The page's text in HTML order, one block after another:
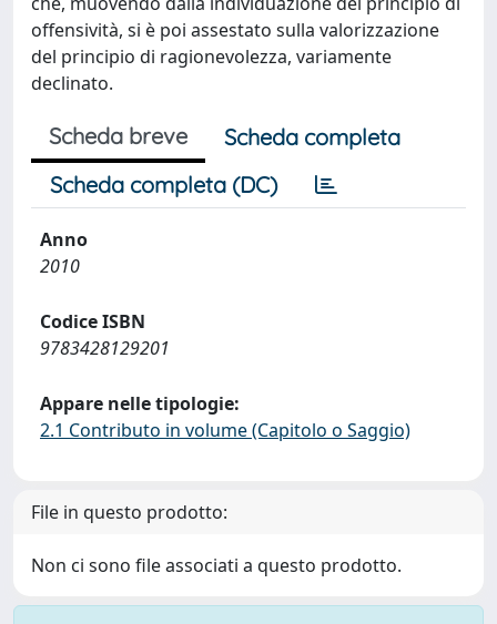
offensività, si è poi assestato sulla valorizzazione
del principio di ragionevolezza, variamente
declinato.
Scheda breve
Scheda completa
Scheda completa (DC)
Anno
2010
Codice ISBN
9783428129201
Appare nelle tipologie:
2.1 Contributo in volume (Capitolo o Saggio)
File in questo prodotto:
Non ci sono file associati a questo prodotto.